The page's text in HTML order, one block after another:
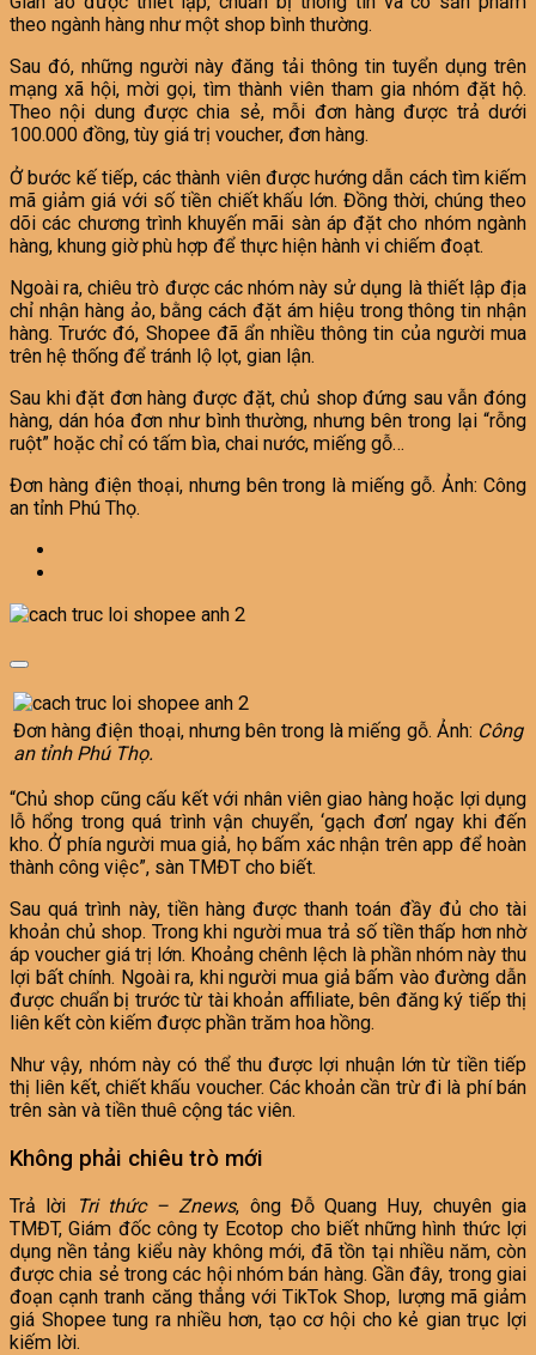
theo ngành hàng như một shop bình thường.
Sau đó, những người này đăng tải thông tin tuyển dụng trên
mạng xã hội, mời gọi, tìm thành viên tham gia nhóm đặt hộ.
Theo nội dung được chia sẻ, mỗi đơn hàng được trả dưới
100.000 đồng, tùy giá trị voucher, đơn hàng.
Ở bước kế tiếp, các thành viên được hướng dẫn cách tìm kiếm
mã giảm giá với số tiền chiết khấu lớn. Đồng thời, chúng theo
dõi các chương trình khuyến mãi sàn áp đặt cho nhóm ngành
hàng, khung giờ phù hợp để thực hiện hành vi chiếm đoạt.
Ngoài ra, chiêu trò được các nhóm này sử dụng là thiết lập địa
chỉ nhận hàng ảo, bằng cách đặt ám hiệu trong thông tin nhận
hàng. Trước đó, Shopee đã ẩn nhiều thông tin của người mua
trên hệ thống để tránh lộ lọt, gian lận.
Sau khi đặt đơn hàng được đặt, chủ shop đứng sau vẫn đóng
hàng, dán hóa đơn như bình thường, nhưng bên trong lại “rỗng
ruột” hoặc chỉ có tấm bìa, chai nước, miếng gỗ…
Đơn hàng điện thoại, nhưng bên trong là miếng gỗ. Ảnh: Công
an tỉnh Phú Thọ.
Đơn hàng điện thoại, nhưng bên trong là miếng gỗ. Ảnh: Công
an tỉnh Phú Thọ.
“Chủ shop cũng cấu kết với nhân viên giao hàng hoặc lợi dụng
lỗ hổng trong quá trình vận chuyển, ‘gạch đơn’ ngay khi đến
kho. Ở phía người mua giả, họ bấm xác nhận trên app để hoàn
thành công việc”, sàn TMĐT cho biết.
Sau quá trình này, tiền hàng được thanh toán đầy đủ cho tài
khoản chủ shop. Trong khi người mua trả số tiền thấp hơn nhờ
áp voucher giá trị lớn. Khoảng chênh lệch là phần nhóm này thu
lợi bất chính. Ngoài ra, khi người mua giả bấm vào đường dẫn
được chuẩn bị trước từ tài khoản affiliate, bên đăng ký tiếp thị
liên kết còn kiếm được phần trăm hoa hồng.
Như vậy, nhóm này có thể thu được lợi nhuận lớn từ tiền tiếp
thị liên kết, chiết khấu voucher. Các khoản cần trừ đi là phí bán
trên sàn và tiền thuê cộng tác viên.
Không phải chiêu trò mới
Trả lời Tri thức – Znews, ông Đỗ Quang Huy, chuyên gia
TMĐT, Giám đốc công ty Ecotop cho biết những hình thức lợi
dụng nền tảng kiểu này không mới, đã tồn tại nhiều năm, còn
được chia sẻ trong các hội nhóm bán hàng. Gần đây, trong giai
đoạn cạnh tranh căng thẳng với TikTok Shop, lượng mã giảm
giá Shopee tung ra nhiều hơn, tạo cơ hội cho kẻ gian trục lợi
kiếm lời.